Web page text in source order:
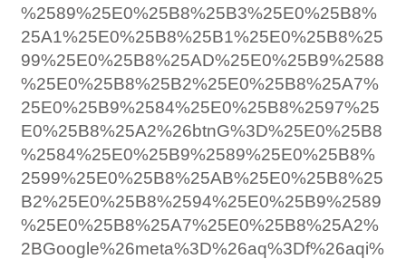
%2589%25E0%25B8%25B3%25E0%25B8%
25A1%25E0%25B8%25B1%25E0%25B8%25
99%25E0%25B8%25AD%25E0%25B9%2588
%25E0%25B8%25B2%25E0%25B8%25A7%
25E0%25B9%2584%25E0%25B8%2597%25
E0%25B8%25A2%26btnG%3D%25E0%25B8
%2584%25E0%25B9%2589%25E0%25B8%
2599%25E0%25B8%25AB%25E0%25B8%25
B2%25E0%25B8%2594%25E0%25B9%2589
%25E0%25B8%25A7%25E0%25B8%25A2%
2BGoogle%26meta%3D%26aq%3Df%26aqi%